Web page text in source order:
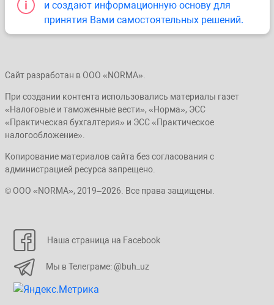
и создают информационную основу для
принятия Вами самостоятельных решений.
Сайт разработан в ООО «NORMA».
При создании контента использовались материалы газет
«Налоговые и таможенные вести», «Норма», ЭСС
«Практическая бухгалтерия» и ЭСС «Практическое
налогообложение».
Копирование материалов сайта без согласования с
администрацией ресурса запрещено.
© ООО «NORMA», 2019–2026. Все права защищены.
Наша страница на Facebook
Мы в Телеграме: @buh_uz